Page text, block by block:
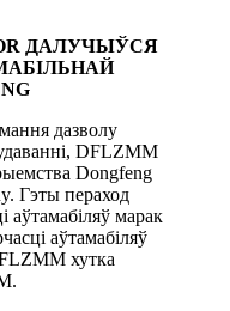
ДАЛУЧЫЎСЯ
дазволу
DFLZMM
Dongfeng
Гэты пераход
аўтамабіляў марак
аўтамабіляў
хутка